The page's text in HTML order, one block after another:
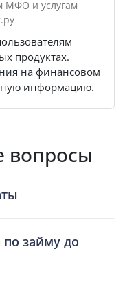
МФО и услугам
продуктах.
на финансовом
информацию.
вопросы
по займу до